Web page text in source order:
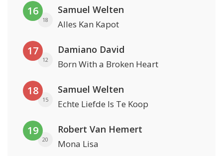
16
18
Samuel Welten
Alles Kan Kapot
17
12
Damiano David
Born With a Broken Heart
18
15
Samuel Welten
Echte Liefde Is Te Koop
19
20
Robert Van Hemert
Mona Lisa